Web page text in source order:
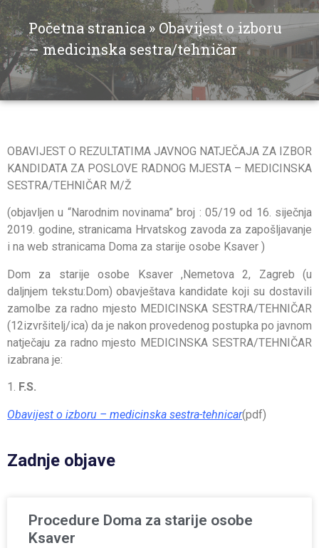
Početna stranica»Obavijest o izboru
– medicinska sestra/tehničar
OBAVIJEST O REZULTATIMA JAVNOG NATJEČAJA ZA IZBOR
KANDIDATA ZA POSLOVE RADNOG MJESTA – MEDICINSKA
SESTRA/TEHNIČAR M/Ž
(objavljen u “Narodnim novinama” broj : 05/19 od 16. siječnja
2019. godine, stranicama Hrvatskog zavoda za zapošljavanje
i na web stranicama Doma za starije osobe Ksaver )
Dom za starije osobe Ksaver ,Nemetova 2, Zagreb (u
daljnjem tekstu:Dom) obavještava kandidate koji su dostavili
zamolbe za radno mjesto MEDICINSKA SESTRA/TEHNIČAR
(12izvršitelj/ica) da je nakon provedenog postupka po javnom
natječaju za radno mjesto MEDICINSKA SESTRA/TEHNIČAR
izabrana je:
1. F.S.
Obavijest o izboru – medicinska sestra-tehnicar(pdf)
Zadnje objave
Procedure Doma za starije osobe
Ksaver